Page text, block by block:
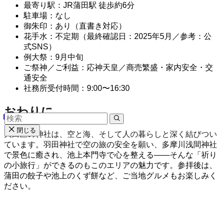
最寄り駅：JR蒲田駅 徒歩約6分
駐車場：なし
御朱印：あり（直書き対応）
花手水：不定期（最終確認日：2025年5月／参考：公
式SNS）
例大祭：9月中旬
ご祭神／ご利益：応神天皇／商売繁盛・家内安全・交
通安全
社務所受付時間：9:00〜16:30
おわりに
大田区の神社は、空と海、そして人の暮らしと深く結びつい
ています。羽田神社で空の旅の安全を願い、多摩川浅間神社
で景色に癒され、池上本門寺で心を整える——そんな「祈り
の小旅行」ができるのもこのエリアの魅力です。参拝後は、
蒲田の餃子や池上のくず餅など、ご当地グルメもお楽しみく
ださい。
閉じる